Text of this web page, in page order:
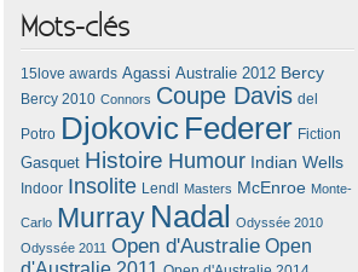
Mots-clés
15love awards Agassi Australie 2012 Bercy
Bercy 2010 Connors Coupe Davis del
Potro Djokovic Federer Fiction
Gasquet Histoire Humour Indian Wells
Indoor Insolite Lendl Masters McEnroe Monte-
Carlo Murray Nadal
Odyssée 2010
Odyssée 2011 Open d'Australie Open